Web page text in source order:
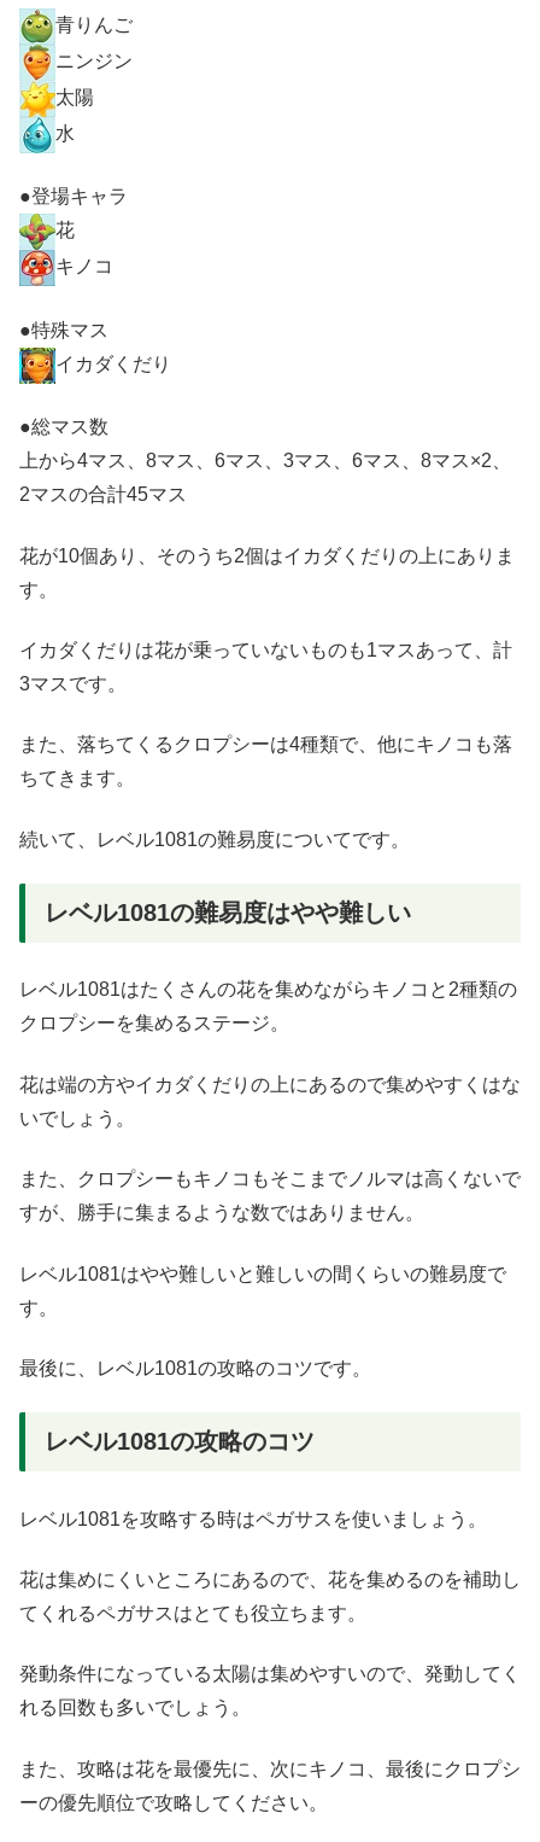
青りんご
ニンジン
太陽
水
●登場キャラ
花
キノコ
●特殊マス
イカダくだり
●総マス数
上から4マス、8マス、6マス、3マス、6マス、8マス×2、
2マスの合計45マス
花が10個あり、そのうち2個はイカダくだりの上にありま
す。
イカダくだりは花が乗っていないものも1マスあって、計
3マスです。
また、落ちてくるクロプシーは4種類で、他にキノコも落
ちてきます。
続いて、レベル1081の難易度についてです。
レベル1081の難易度はやや難しい
レベル1081はたくさんの花を集めながらキノコと2種類の
クロプシーを集めるステージ。
花は端の方やイカダくだりの上にあるので集めやすくはな
いでしょう。
また、クロプシーもキノコもそこまでノルマは高くないで
すが、勝手に集まるような数ではありません。
レベル1081はやや難しいと難しいの間くらいの難易度で
す。
最後に、レベル1081の攻略のコツです。
レベル1081の攻略のコツ
レベル1081を攻略する時はペガサスを使いましょう。
花は集めにくいところにあるので、花を集めるのを補助し
てくれるペガサスはとても役立ちます。
発動条件になっている太陽は集めやすいので、発動してく
れる回数も多いでしょう。
また、攻略は花を最優先に、次にキノコ、最後にクロプシ
ーの優先順位で攻略してください。